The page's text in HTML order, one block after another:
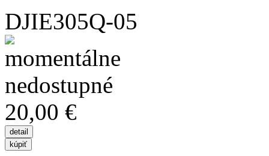
DJIE305Q-05
20,00 €